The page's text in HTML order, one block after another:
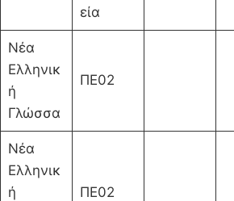
εία
Νέα
Ελληνικ
ή
Γλώσσα
ΠΕ02
Νέα
Ελληνικ
ή
ΠΕ02